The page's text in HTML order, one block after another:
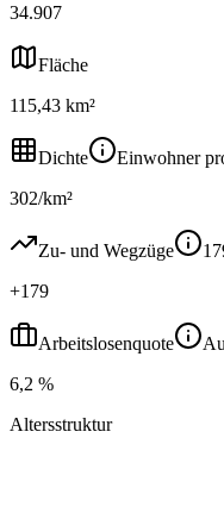
34.907
Fläche
115,43 km²
Dichte
Einwohner
302/km²
Zu- und Wegzüge
+179
Arbeitslosenquote
6,2 %
Altersstruktur